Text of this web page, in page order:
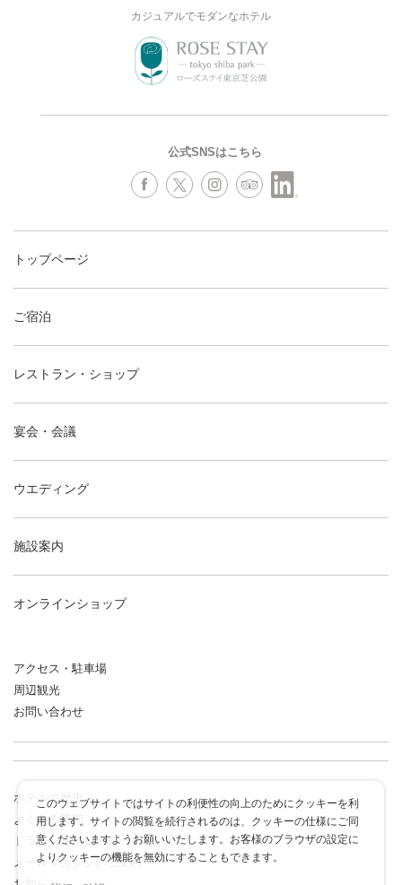
このウェブサイトではサイトの利便性の向上のためにクッキーを利
用します。サイトの閲覧を続行されるのは、クッキーの仕様にご同
意くださいますようお願いいたします。お客様のブラウザの設定に
よりクッキーの機能を無効にすることもできます。
カジュアルでモダンなホテル
公式SNSはこちら
トップページ
ご宿泊
レストラン・ショップ
宴会・会議
ウエディング
施設案内
オンラインショップ
アクセス・駐車場
周辺観光
お問い合わせ
ホテルの歴史
よくある質問
ドラゴンポイントカード
メールマガジンのご案内